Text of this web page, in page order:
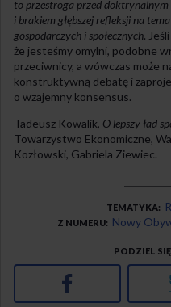
to przestroga przed
i brakiem głębszej refleksji na
gospodarczych i społecznych.
że jesteśmy omylni, podobne
przeciwnicy, a wówczas może
konstruktywną debatę i
o wzajemny konsensus.
Tadeusz Kowalik, O lepszy ład
Towarzystwo Ekonomiczne,
Kozłowski, Gabriela Ziewiec.
TEMATYKA
Z NUMERU Nowy
PODZIEL
Facebook